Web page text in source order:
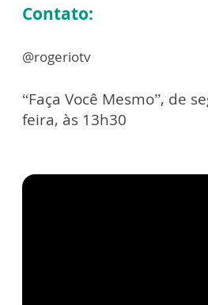
Contato:
@rogeriotv
“Faça Você Mesmo”, de
feira, às 13h30